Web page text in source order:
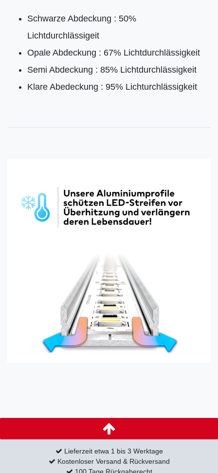
Schwarze Abdeckung : 50%
Lichtdurchlässigeit
Opale Abdeckung : 67% Lichtdurchlässigkeit
Semi Abdeckung : 85% Lichtdurchlässigkeit
Klare Abedeckung : 95% Lichturchlässigkeit
Lieferzeit etwa 1 bis 3 Werktage
Kostenloser Versand & Rückversand